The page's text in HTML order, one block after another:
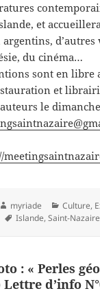
et
d’autres
du cinéma…
sont en libre
et
le
Auteur
myriade Culture,
Mots-
Islande,Saint-Nazaire
: « Perles
d’info